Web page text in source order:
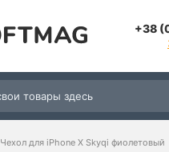
+38
Чехол для iPhone X Skyqi фиолетовый